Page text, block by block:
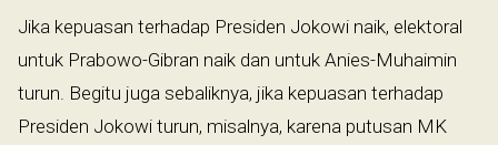
Jika kepuasan terhadap Presiden Jokowi naik, elektoral
untuk Prabowo-Gibran naik dan untuk Anies-Muhaimin
turun. Begitu juga sebaliknya, jika kepuasan terhadap
Presiden Jokowi turun, misalnya, karena putusan MK